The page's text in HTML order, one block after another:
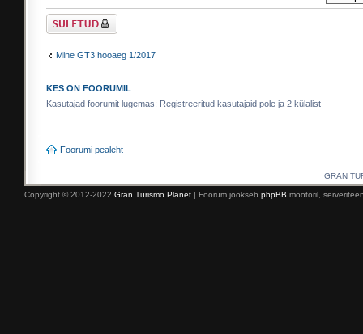
Suletud teema
Mine GT3 hooaeg 1/2017
KES ON FOORUMIL
Kasutajad foorumit lugemas: Registreeritud kasutajaid pole ja 2 külalist
Foorumi pealeht
GRAN
Copyright © 2012-2022 Gran Turismo Planet | Foorum jookseb phpBB mootoril,